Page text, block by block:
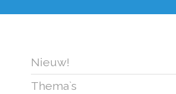
Nieuw!
Thema`s